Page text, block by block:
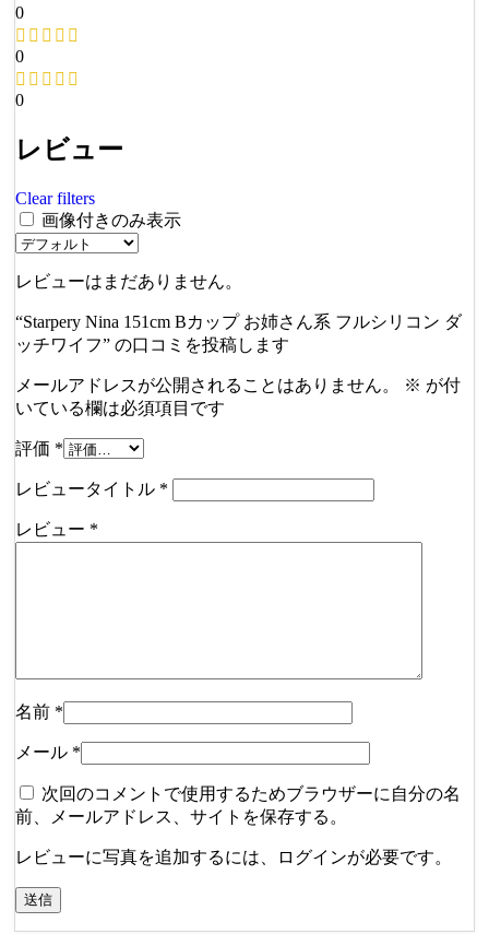
0
0
0
レビュー
Clear filters
画像付きのみ表示
レビューはまだありません。
“Starpery Nina 151cm Bカップ お姉さん系 フルシリコン ダ
ッチワイフ” の口コミを投稿します
メールアドレスが公開されることはありません。 ※ が付
いている欄は必須項目です
評価 *
レビュータイトル *
レビュー *
名前 *
メール *
次回のコメントで使用するためブラウザーに自分の名
前、メールアドレス、サイトを保存する。
レビューに写真を追加するには、ログインが必要です。